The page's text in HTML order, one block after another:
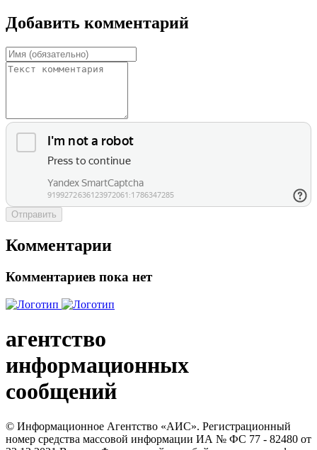
Добавить комментарий
Отправить
Комментарии
Комментариев пока нет
агентство
информационных
сообщений
© Информационное Агентство «АИС». Регистрационный
номер средства массовой информации ИА № ФС 77 - 82480 от